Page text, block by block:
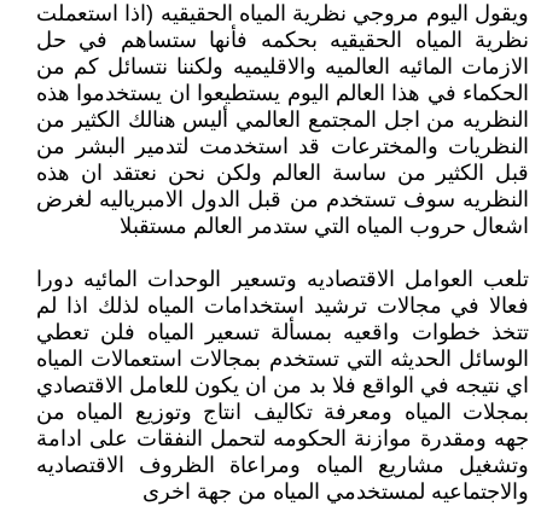
ويقول اليوم مروجي نظرية المياه الحقيقيه (اذا استعملت
نظرية المياه الحقيقيه بحكمه فأنها ستساهم في حل
الازمات المائيه العالميه والاقليميه ولكننا نتسائل كم من
الحكماء في هذا العالم اليوم يستطيعوا ان يستخدموا هذه
النظريه من اجل المجتمع العالمي أليس هنالك الكثير من
النظريات والمخترعات قد استخدمت لتدمير البشر من
قبل الكثير من ساسة العالم ولكن نحن نعتقد ان هذه
النظريه سوف تستخدم من قبل الدول الامبرياليه لغرض
اشعال حروب المياه التي ستدمر العالم مستقبلا
تلعب العوامل الاقتصاديه وتسعير الوحدات المائيه دورا
فعالا في مجالات ترشيد استخدامات المياه لذلك اذا لم
تتخذ خطوات واقعيه بمسألة تسعير المياه فلن تعطي
الوسائل الحديثه التي تستخدم بمجالات استعمالات المياه
اي نتيجه في الواقع فلا بد من ان يكون للعامل الاقتصادي
بمجلات المياه ومعرفة تكاليف انتاج وتوزيع المياه من
جهه ومقدرة موازنة الحكومه لتحمل النفقات على ادامة
وتشغيل مشاريع المياه ومراعاة الظروف الاقتصاديه
والاجتماعيه لمستخدمي المياه من جهة اخرى